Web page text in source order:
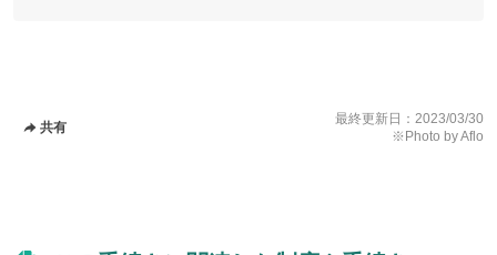
共有
最終更新日： 2023/03/30
※Photo by Aflo